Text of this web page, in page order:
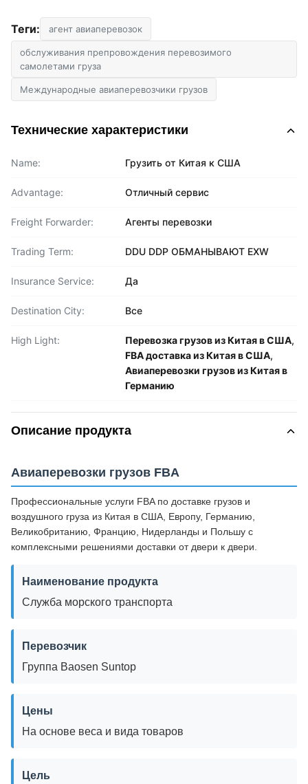
Теги: агент авиаперевозок
обслуживания препровождения перевозимого
самолетами груза
Международные авиаперевозчики грузов
Технические характеристики
Name: Грузить от Китая к США
Advantage: Отличный сервис
Freight Forwarder: Агенты перевозки
Trading Term: DDU DDP ОБМАНЫВАЮТ EXW
Insurance Service: Да
Destination City: Все
High Light: Перевозка грузов из Китая в США,
FBA доставка из Китая в США,
Авиаперевозки грузов из Китая в
Германию
Описание продукта
Авиаперевозки грузов FBA
Профессиональные услуги FBA по доставке грузов и
воздушного груза из Китая в США, Европу, Германию,
Великобританию, Францию, Нидерланды и Польшу с
комплексными решениями доставки от двери к двери.
Наименование продукта
Служба морского транспорта
Перевозчик
Группа Baosen Suntop
Цены
На основе веса и вида товаров
Цель